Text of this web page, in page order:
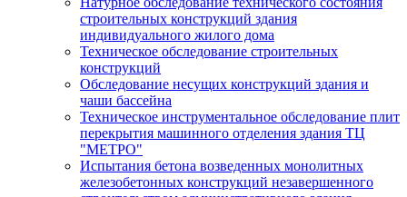
строительных конструкций здания
индивидуального жилого дома
Техническое обследование строительных
конструкций
Обследование несущих конструкций здания и
чаши бассейна
Техническое инструментальное обследование плит
перекрытия машинного отделения здания ТЦ
"МЕТРО"
Испытания бетона возведенных монолитных
железобетонных конструкций незавершенного